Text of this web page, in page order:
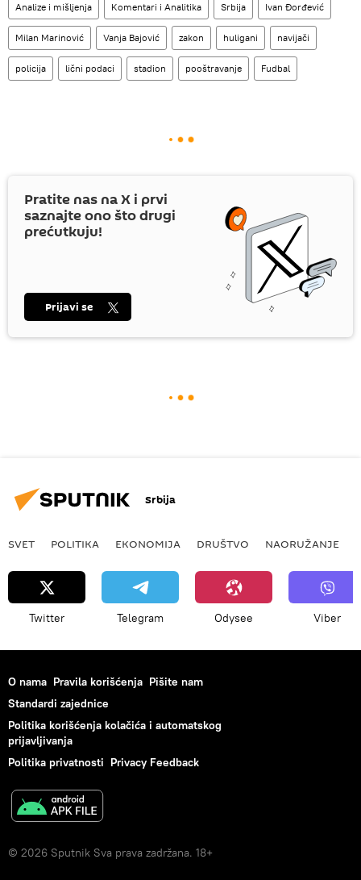
Analize i mišljenja Komentari i Analitika Srbija Ivan Đorđević
Milan Marinović Vanja Bajović zakon huligani navijači
policija lični podaci stadion pooštravanje Fudbal
Pratite nas naX i prvi
saznajte ono što drugi
prećutkuju!
Prijavi se
Srbija
SVET POLITIKA EKONOMIJA DRUŠTVO NAORUŽANJE
Twitter Telegram Odysee Viber
O nama Pravila korišćenja Pišite nam
Standardi zajednice
Politika korišćenja kolačića i automatskog
prijavljivanja
Politika privatnosti Privacy Feedback
© 2026 Sputnik Sva prava zadržana. 18+